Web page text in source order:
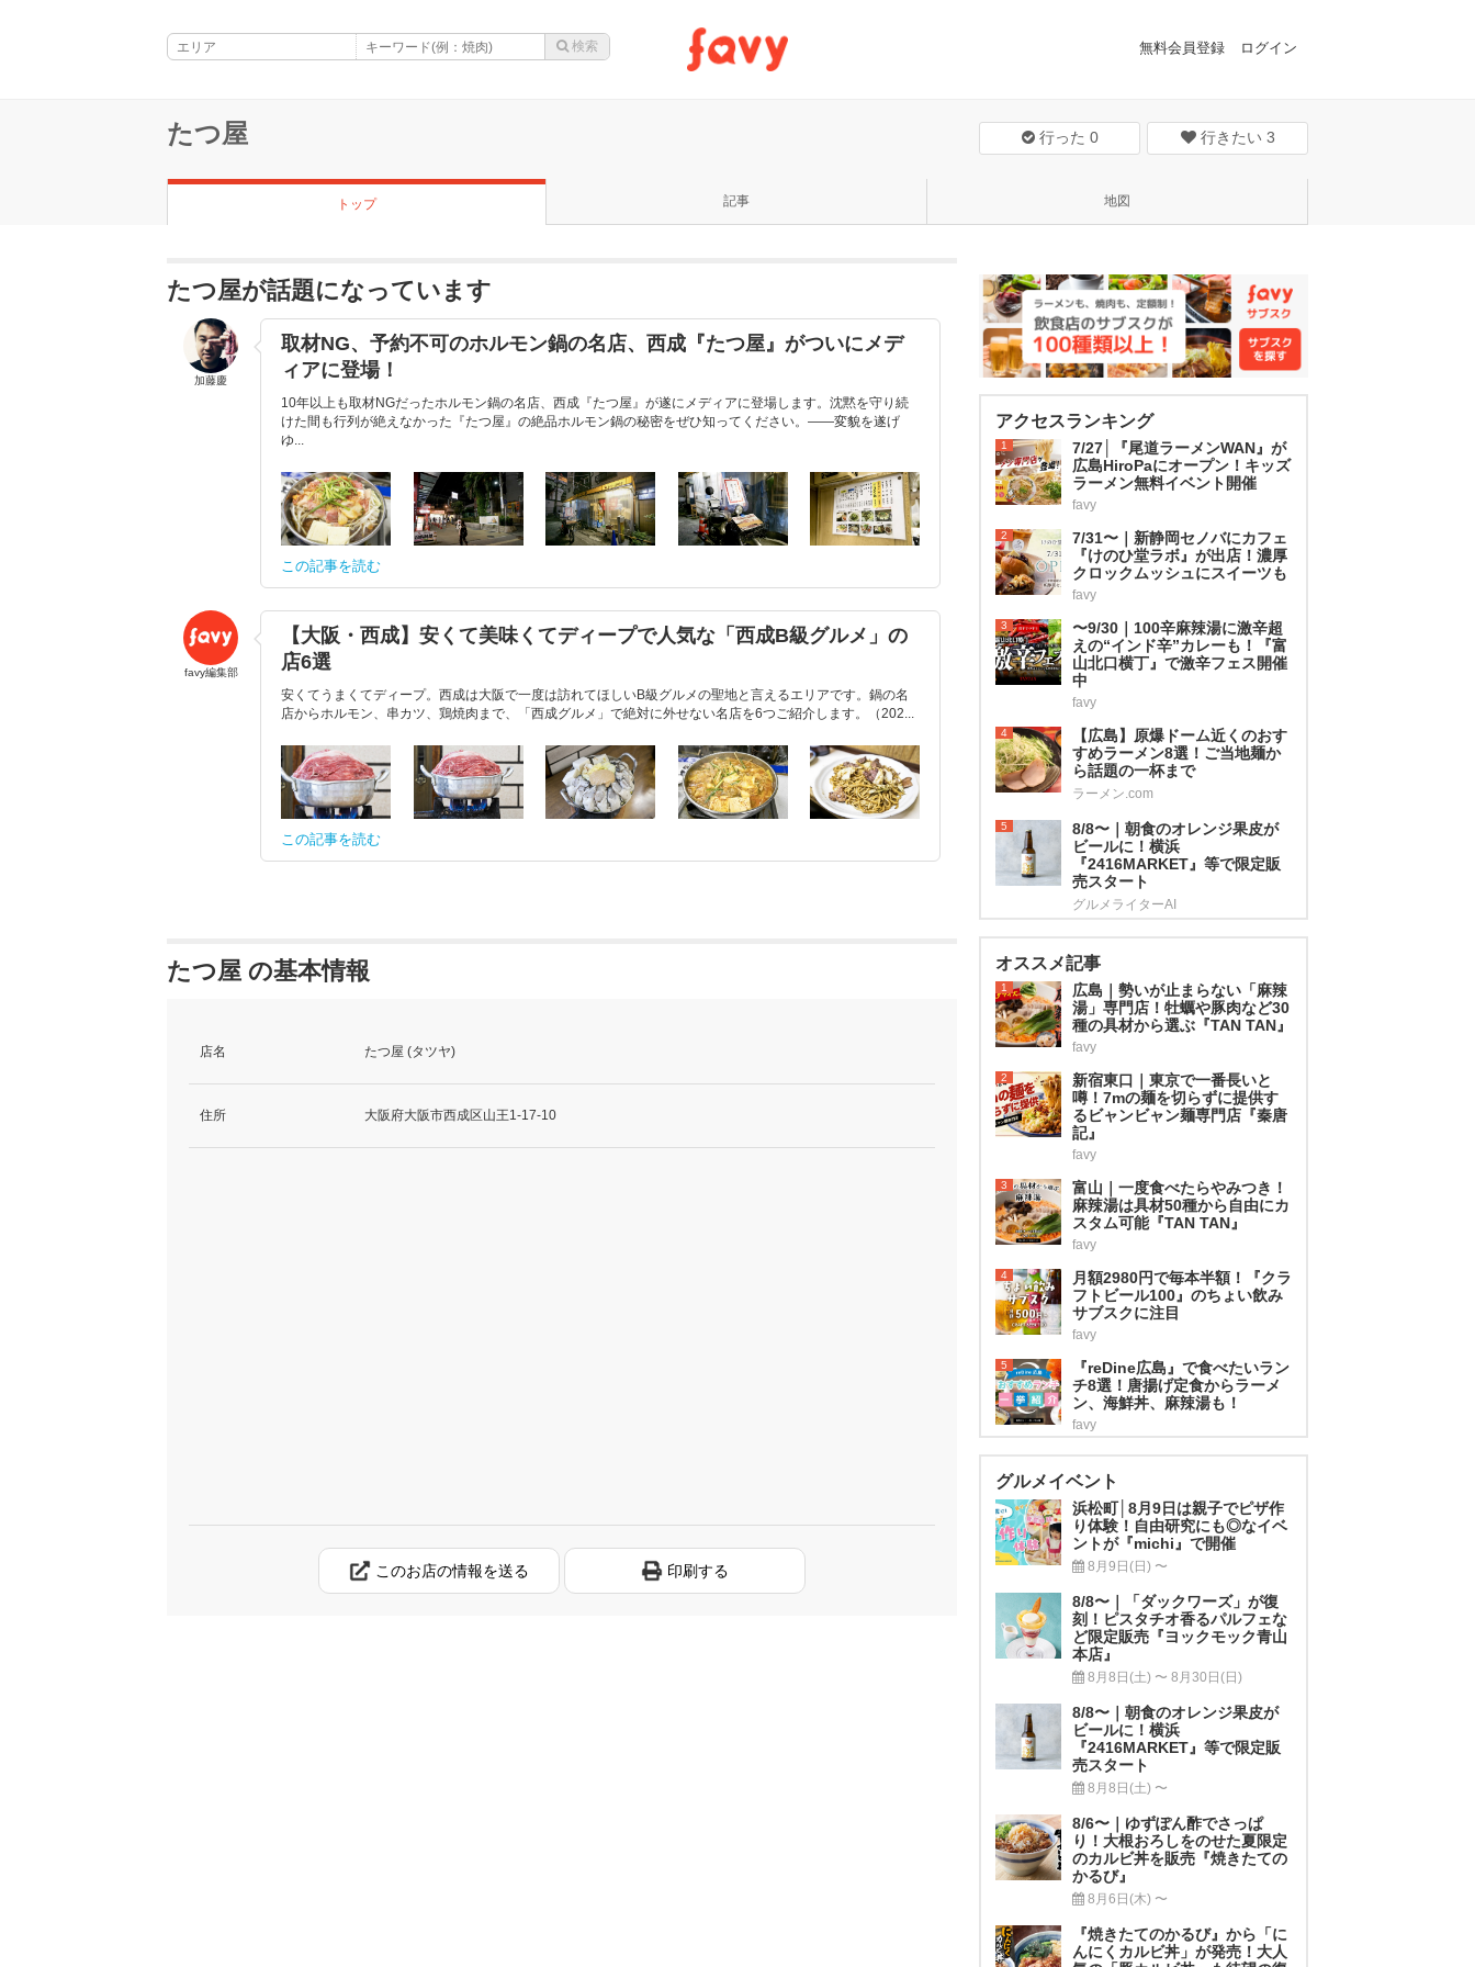
無料会員登録 ログイン
たつ屋 行った 0 行きたい 3
トップ 記事 地図
たつ屋が話題になっています
加藤慶
取材NG、予約不可のホルモン鍋の名店、西成『たつ屋』がついにメデ
ィアに登場！
10年以上も取材NGだったホルモン鍋の名店、西成『たつ屋』が遂にメディアに登場します。沈黙を守り続
けた間も行列が絶えなかった『たつ屋』の絶品ホルモン鍋の秘密をぜひ知ってください。——変貌を遂げ
ゆ...
この記事を読む
favy編集部
【大阪・西成】安くて美味くてディープで人気な「西成B級グルメ」の
店6選
安くてうまくてディープ。西成は大阪で一度は訪れてほしいB級グルメの聖地と言えるエリアです。鍋の名
店からホルモン、串カツ、鶏焼肉まで、「西成グルメ」で絶対に外せない名店を6つご紹介します。（202...
この記事を読む
たつ屋 の基本情報
店名 たつ屋 (タツヤ)
住所 大阪府大阪市西成区山王1-17-10
このお店の情報を送る 印刷する
アクセスランキング
1
7/27│『尾道ラーメンWAN』が
広島HiroPaにオープン！キッズ
ラーメン無料イベント開催
favy
2
7/31〜｜新静岡セノバにカフェ
『けのひ堂ラボ』が出店！濃厚
クロックムッシュにスイーツも
favy
3
〜9/30｜100辛麻辣湯に激辛超
えの“インド辛”カレーも！『富
山北口横丁』で激辛フェス開催
中
favy
4
【広島】原爆ドーム近くのおす
すめラーメン8選！ご当地麺か
ら話題の一杯まで
ラーメン.com
5
8/8〜｜朝食のオレンジ果皮が
ビールに！横浜
『2416MARKET』等で限定販
売スタート
グルメライターAI
オススメ記事
1
広島｜勢いが止まらない「麻辣
湯」専門店！牡蠣や豚肉など30
種の具材から選ぶ『TAN TAN』
favy
2
新宿東口｜東京で一番長いと
噂！7mの麺を切らずに提供す
るビャンビャン麺専門店『秦唐
記』
favy
3
富山｜一度食べたらやみつき！
麻辣湯は具材50種から自由にカ
スタム可能『TAN TAN』
favy
4
月額2980円で毎本半額！『クラ
フトビール100』のちょい飲み
サブスクに注目
favy
5
『reDine広島』で食べたいラン
チ8選！唐揚げ定食からラーメ
ン、海鮮丼、麻辣湯も！
favy
グルメイベント
浜松町│8月9日は親子でピザ作
り体験！自由研究にも◎なイベ
ントが『michi』で開催
8月9日(日) 〜
8/8〜｜「ダックワーズ」が復
刻！ピスタチオ香るパルフェな
ど限定販売『ヨックモック青山
本店』
8月8日(土) 〜 8月30日(日)
8/8〜｜朝食のオレンジ果皮が
ビールに！横浜
『2416MARKET』等で限定販
売スタート
8月8日(土) 〜
8/6〜｜ゆずぽん酢でさっぱ
り！大根おろしをのせた夏限定
のカルビ丼を販売『焼きたての
かるび』
8月6日(木) 〜
『焼きたてのかるび』から「に
んにくカルビ丼」が発売！大人